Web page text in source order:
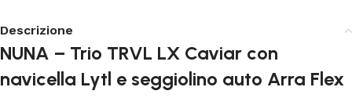
Descrizione
NUNA – Trio TRVL LX Caviar con
navicella Lytl e seggiolino auto Arra Flex